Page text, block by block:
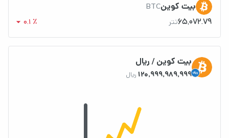
بیت کوینBTC
65,072.79تتر 0.1 ٪ arrow_drop_down
بیت کوین / ریال
120,999,989,999 ریال